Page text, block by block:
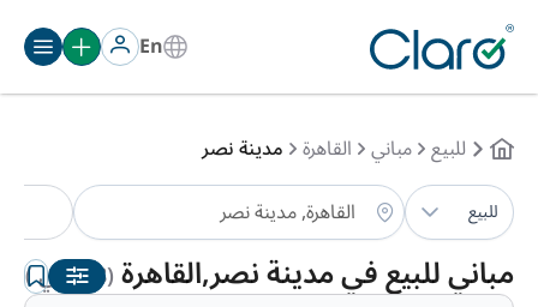
En
للبيع مباني القاهرة مدينة نصر
للبيع
مباني للبيع في مدينة نصر,القاهرة(8 مباني )
الترتيب:تلقائي